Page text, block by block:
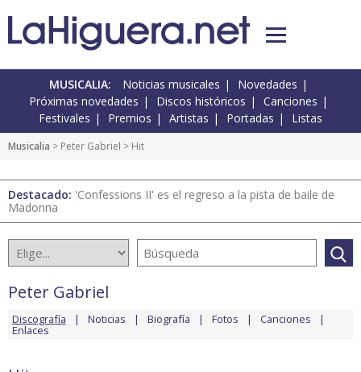
MUSICALIA: Noticias musicales
Novedades
Próximas novedades
Discos históricos
Canciones
Festivales
Premios Artistas Portadas Listas
Musicalia > Peter Gabriel > Hit
Destacado: 'Confessions II' es el regreso a la pista de baile de
Madonna
Peter Gabriel
Discografía Noticias Biografía Fotos Canciones
Enlaces